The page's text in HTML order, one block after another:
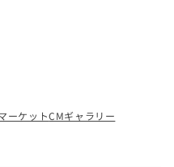
ーケットCMギャラリー